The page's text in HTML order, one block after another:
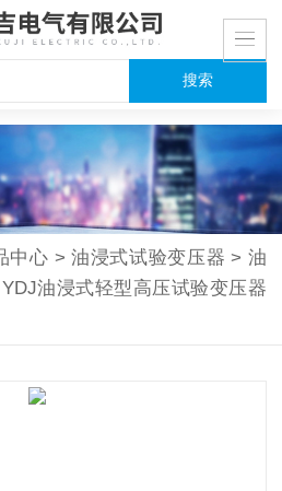
中心 > 油浸式试验变压器 > 油
YDJ油浸式轻型高压试验变压器